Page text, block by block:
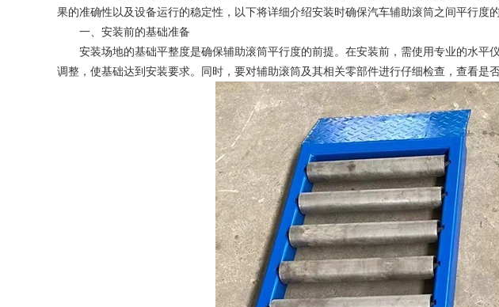
果的准确性以及设备运行的稳定性，以下将详细介绍安装时确保汽车辅助滚筒之间平行度的
一、安装前的基础准备
安装场地的基础平整度是确保辅助滚筒平行度的前提。在安装前，需使用专业的水平
调整，使基础达到安装要求。同时，要对辅助滚筒及其相关零部件进行仔细检查，查看是